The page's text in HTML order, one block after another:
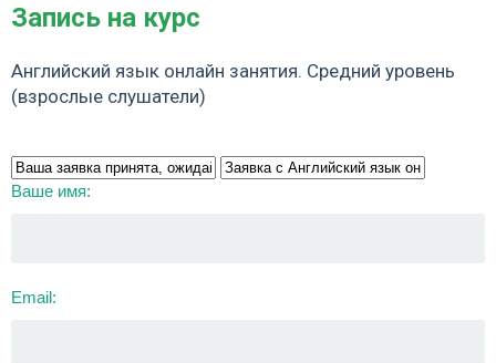
Запись на курс
Английский язык онлайн занятия. Средний уровень
(взрослые слушатели)
Ваше имя:
Email: